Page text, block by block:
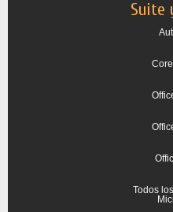
Suite
Todos